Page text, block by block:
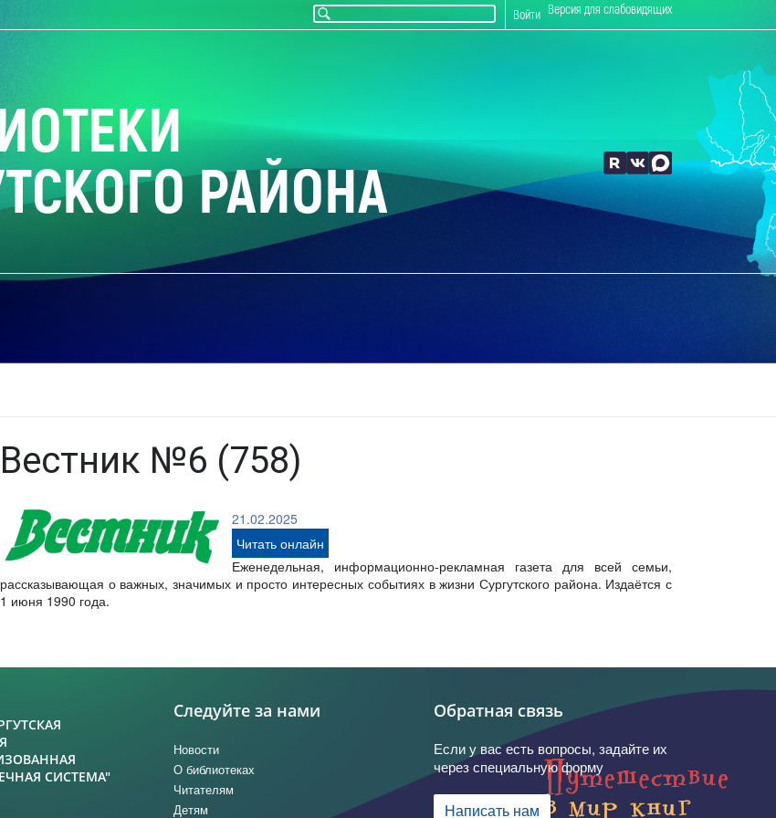
Версия для слабовидящих
Войти
РАЙОНА
Вестник №6 (758)
21.02.2025
Читать онлайн
Еженедельная, информационно-рекламная газета для всей семьи,
рассказывающая о важных, значимых и просто интересных событиях в жизни Сургутского района. Издаётся с
1 июня 1990 года.
СИСТЕМА"
Следуйте за нами
Новости
О библиотеках
Читателям
Детям
Обратная связь
Если у вас есть вопросы, задайте их
через специальную форму
Написать нам